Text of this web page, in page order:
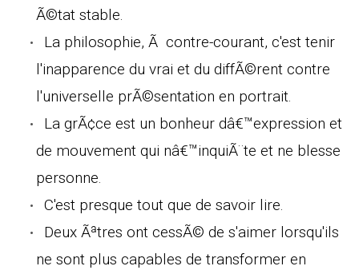
Ã©tat stable.
La philosophie, Ã contre-courant, c'est tenir
l'inapparence du vrai et du diffÃ©rent contre
l'universelle prÃ©sentation en portrait.
La grÃ¢ce est un bonheur dâ€™expression et
de mouvement qui nâ€™inquiÃ¨te et ne blesse
personne.
C'est presque tout que de savoir lire.
Deux Ãªtres ont cessÃ© de s'aimer lorsqu'ils
ne sont plus capables de transformer en